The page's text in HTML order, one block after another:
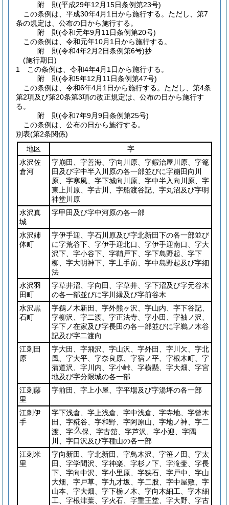
附 則(平成29年12月15日条例第23号)
この条例は、平成30年4月1日から施行する。 ただし、第7
条の規定は、公布の日から施行する。
附 則(令和元年9月11日条例第20号)
この条例は、令和元年10月1日から施行する。
附 則(令和4年2月2日条例第6号)抄
(施行期日)
1
この条例は、令和4年4月1日から施行する。
附 則(令和5年12月11日条例第47号)
この条例は、令和6年4月1日から施行する。 ただし、第4条
第2項及び第20条第3項の改正規定は、公布の日から施行す
る。
附 則(令和7年9月9日条例第25号)
この条例は、公布の日から施行する。
別表(第2条関係)
地区
字
水沢佐
倉河
字崩田、字善海、字向川原、字鍜治屋川原、字篭
田及び字中半入川原の各一部並びに字崩田向川
原、字寒風、字下城向川原、字中半入向川原、字
東上川原、字古川、字船渡谷記、字丸沼及び字明
神堂川原
水沢真
城
字甲田及び字中河原の各一部
水沢姉
体町
字伊手迎、字石川原及び字北新田下の各一部並び
に字荒谷下、字伊手迎北口、字伊手迎南口、字大
沢下、字小谷下、字鞘戸下、字下島野起、字下
柳、字大明神下、字土手前、字中島野起及び字細
法
水沢羽
田町
字草井沼、字向田、字草井、字下沼及び字元谷木
の各一部並びに字川縁及び字前谷木
水沢黒
石町
字鵜ノ木新田、字外熊ヶ沢、字山内、字下谷記、
字柳沢、字二渡、字正法寺、字小田、字袖ノ沢、
字下ノ在家及び字長田の各一部並びに字鵜ノ木谷
記及び字二渡向
江刺田
原
字大田、字飛沢、字山沢、字外田、字川欠、字北
風、字大平、字奈良原、字宿ノ平、字根木町、字
蒲道沢、字川内、字小峠、字横懸、字大畑、字宮
地及び字分限城の各一部
江刺藤
里
字前田、字上小屋、字平場及び字湯坪の各一部
江刺伊
手
字下浅倉、字上浅倉、字中浅倉、字寺地、字曾木
田、字糀谷、字和野、字阿原山、字地ノ神、字二
渡、字
保、字古舘、字芦沢、字小迎、字隅
川、字口沢及び字種山の各一部
江刺米
里
字向新田、字北新田、字鳥木沢、字笹ノ田、字太
田、字学間沢、字神楽、字杉ノ下、字滝壷、字長
下、字向中沢、字小里原、字狭石、字戸中、字山
大畑、字戸草、字九才坂、字二股、字中屋敷、字
山本、字大畑、字下栃ノ木、字向木細工、字木細
工、字根津葉、字火石、字重王堂、字大野、字古